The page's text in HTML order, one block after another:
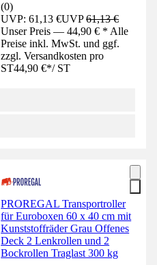
(0)
UVP: 61,13 €UVP61,13 €
Unser Preis — 44,90 € * Alle
Preise inkl. MwSt. und ggf.
zzgl. Versandkosten pro
ST44,90 €*/ ST
PROREGAL Transportroller
für Euroboxen 60 x 40 cm mit
Kunststoffräder Grau Offenes
Deck 2 Lenkrollen und 2
Bockrollen Traglast 300 kg